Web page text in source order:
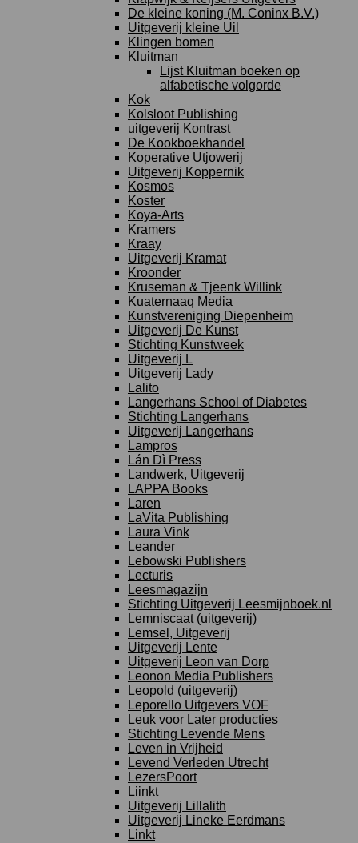
De kleine koning (M. Coninx B.V.)
Uitgeverij kleine Uil
Klingen bomen
Kluitman
Lijst Kluitman boeken op
alfabetische volgorde
Kok
Kolsloot Publishing
uitgeverij Kontrast
De Kookboekhandel
Koperative Utjowerij
Uitgeverij Koppernik
Kosmos
Koster
Koya-Arts
Kramers
Kraay
Uitgeverij Kramat
Kroonder
Kruseman & Tjeenk Willink
Kuaternaaq Media
Kunstvereniging Diepenheim
Uitgeverij De Kunst
Stichting Kunstweek
Uitgeverij L
Uitgeverij Lady
Lalito
Langerhans School of Diabetes
Stichting Langerhans
Uitgeverij Langerhans
Lampros
Lán Dì Press
Landwerk, Uitgeverij
LAPPA Books
Laren
LaVita Publishing
Laura Vink
Leander
Lebowski Publishers
Lecturis
Leesmagazijn
Stichting Uitgeverij Leesmijnboek.nl
Lemniscaat (uitgeverij)
Lemsel, Uitgeverij
Uitgeverij Lente
Uitgeverij Leon van Dorp
Leonon Media Publishers
Leopold (uitgeverij)
Leporello Uitgevers VOF
Leuk voor Later producties
Stichting Levende Mens
Leven in Vrijheid
Levend Verleden Utrecht
LezersPoort
Liinkt
Uitgeverij Lillalith
Uitgeverij Lineke Eerdmans
Linkt